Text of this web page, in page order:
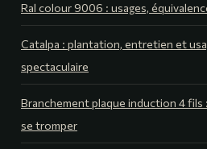
Ral colour 9006 : usages,
Catalpa : plantation, entretien et
spectaculaire
Branchement plaque induction 4 fils
se tromper